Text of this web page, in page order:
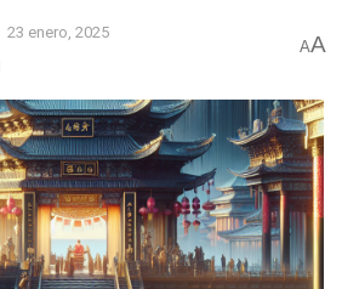
23 enero, 2025
AA